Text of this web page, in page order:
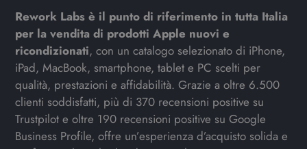
Rework Labs è il punto di riferimento in tutta Italia
per la vendita di prodotti Apple nuovi e
ricondizionati, con un catalogo selezionato di iPhone,
iPad, MacBook, smartphone, tablet e PC scelti per
qualità, prestazioni e affidabilità. Grazie a oltre 6.500
clienti soddisfatti, più di 370 recensioni positive su
Trustpilot e oltre 190 recensioni positive su Google
Business Profile, offre un’esperienza d’acquisto solida e